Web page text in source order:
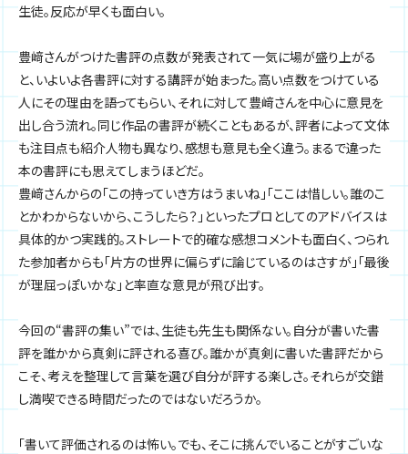
生徒。反応が早くも面白い。
豊﨑さんがつけた書評の点数が発表されて一気に場が盛り上がる
と、いよいよ各書評に対する講評が始まった。高い点数をつけている
人にその理由を語ってもらい、それに対して豊﨑さんを中心に意見を
出し合う流れ。同じ作品の書評が続くこともあるが、評者によって文体
も注目点も紹介人物も異なり、感想も意見も全く違う。まるで違った
本の書評にも思えてしまうほどだ。
豊﨑さんからの「この持っていき方はうまいね」「ここは惜しい。誰のこ
とかわからないから、こうしたら？」といったプロとしてのアドバイスは
具体的かつ実践的。ストレートで的確な感想コメントも面白く、つられ
た参加者からも「片方の世界に偏らずに論じているのはさすが」「最後
が理屈っぽいかな」と率直な意見が飛び出す。
今回の“書評の集い”では、生徒も先生も関係ない。自分が書いた書
評を誰かから真剣に評される喜び。誰かが真剣に書いた書評だから
こそ、考えを整理して言葉を選び自分が評する楽しさ。それらが交錯
し満喫できる時間だったのではないだろうか。
「書いて評価されるのは怖い。でも、そこに挑んでいることがすごいな